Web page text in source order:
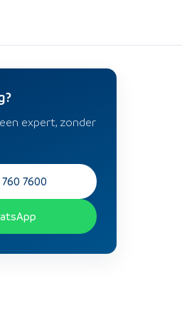
expert, zonder
7600